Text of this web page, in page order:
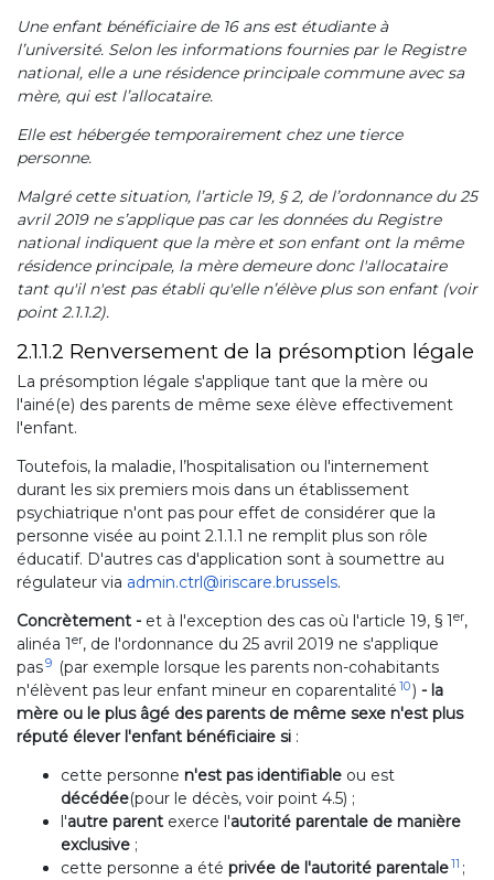
Une enfant bénéficiaire de 16 ans est étudiante à
l’université. Selon les informations fournies par le Registre
national, elle a une résidence principale commune avec sa
mère, qui est l’allocataire.
Elle est hébergée temporairement chez une tierce
personne.
Malgré cette situation, l’article 19, § 2, de l’ordonnance du 25
avril 2019 ne s’applique pas car les données du Registre
national indiquent que la mère et son enfant ont la même
résidence principale, la mère demeure donc l'allocataire
tant qu'il n'est pas établi qu'elle n’élève plus son enfant (voir
point 2.1.1.2).
2.1.1.2 Renversement de la présomption légale
La présomption légale s'applique tant que la mère ou
l'ainé(e) des parents de même sexe élève effectivement
l'enfant.
Toutefois, la maladie, l’hospitalisation ou l'internement
durant les six premiers mois dans un établissement
psychiatrique n'ont pas pour effet de considérer que la
personne visée au point 2.1.1.1 ne remplit plus son rôle
éducatif. D'autres cas d'application sont à soumettre au
régulateur via admin.ctrl@iriscare.brussels.
Concrètement - et à l'exception des cas où l'article 19, § 1 er,
alinéa 1 er, de l'ordonnance du 25 avril 2019 ne s'applique
pas9
(par exemple lorsque les parents non-cohabitants
n'élèvent pas leur enfant mineur en coparentalité 10) - la
mère ou le plus âgé des parents de même sexe n'est plus
réputé élever l'enfant bénéficiaire si :
cette personne n'est pas identifiable ou est
décédée(pour le décès, voir point 4.5) ;
l'autre parent exerce l'autorité parentale de manière
exclusive ;
cette personne a été privée de l'autorité parentale11 ;